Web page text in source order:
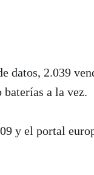
datos, 2.039
a la vez.
y el portal